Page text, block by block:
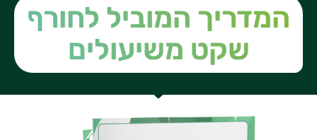
המוביל לחורף
שקט משיעולים